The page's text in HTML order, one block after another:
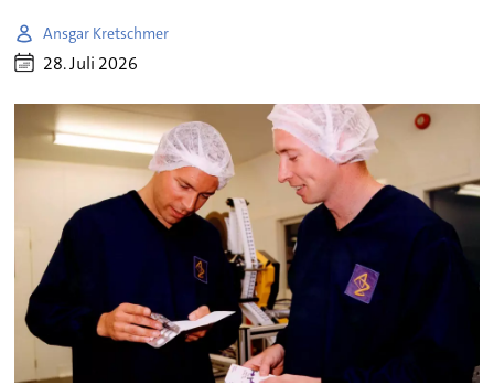
Ansgar Kretschmer
28. Juli 2026